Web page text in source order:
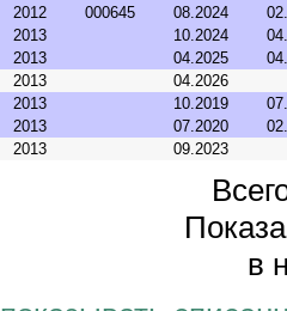
2012 000645 08.2024
2013 10.2024
2013 04.2025
2013
04.2026
2013 10.2019
2013 07.2020
2013 09.2023
в